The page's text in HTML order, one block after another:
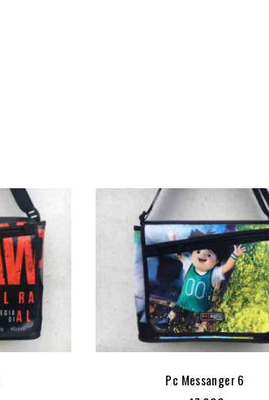
Pc Messanger 6